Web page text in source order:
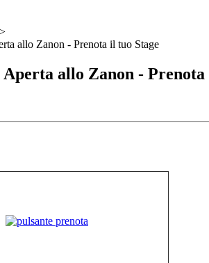
>
allo Zanon - Prenota il tuo Stage
Aperta allo Zanon - Prenota